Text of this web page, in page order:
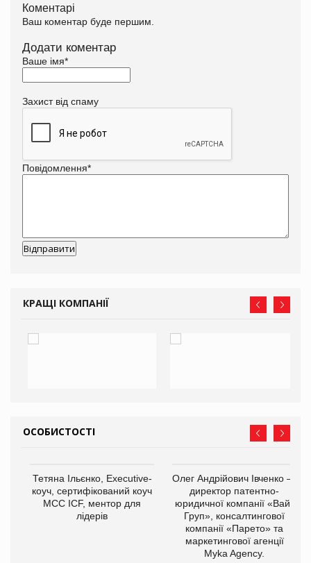
Коментарі
Ваш коментар буде першим.
Додати коментар
Ваше імя*
Захист від спаму
Повідомлення*
КРАЩІ КОМПАНІЇ
ОСОБИСТОСТІ
Тетяна Ільєнко, Executive-
коуч, сертифікований коуч
МСС ICF, ментор для
лідерів
Олег Андрійович Івченко —
директор патентно-
юридичної компанії «Вайз
Груп», консалтингової
компанії «Парето» та
маркетингової агенції
Myka Agency.